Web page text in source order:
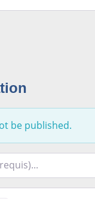
be published.
le plus et le